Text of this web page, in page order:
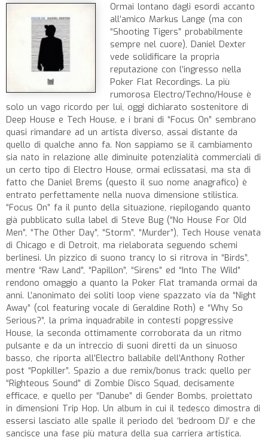
Ormai lontano dagli esordi accanto
all’amico Markus Lange (ma con
“Shooting Tigers” probabilmente
sempre nel cuore), Daniel Dexter
vede solidificare la propria
reputazione con l’ingresso nella
Poker Flat Recordings. La più
rumorosa Electro/Techno/House è
solo un vago ricordo per lui, oggi dichiarato sostenitore di
Deep House e Tech House, e i brani di “Focus On” sembrano
quasi rimandare ad un artista diverso, assai distante da
quello di qualche anno fa. Non sappiamo se il cambiamento
sia nato in relazione alle diminuite potenzialità commerciali di
un certo tipo di Electro House, ormai eclissatasi, ma sta di
fatto che Daniel Brems (questo il suo nome anagrafico) è
entrato perfettamente nella nuova dimensione stilistica.
“Focus On” fa il punto della situazione, riepilogando quanto
già pubblicato sulla label di Steve Bug (“No House For Old
Men”, “The Other Day”, “Storm”, “Murder”), Tech House venata
di Chicago e di Detroit, ma rielaborata seguendo schemi
berlinesi. Un pizzico di suono trancy lo si ritrova in “Birds”,
mentre “Raw Land”, “Papillon”, “Sirens” ed “Into The Wild”
rendono omaggio a quanto la Poker Flat tramanda ormai da
anni. L’anonimato dei soliti loop viene spazzato via da “Night
Away” (col featuring vocale di Geraldine Roth) e “Why So
Serious?”, la prima inquadrabile in contesti popgressive
House, la seconda ottimamente corroborata da un ritmo
pulsante e da un intreccio di suoni diretti da un sinuoso
basso, che riporta all’Electro ballabile dell’Anthony Rother
post “Popkiller”. Spazio a due remix/bonus track: quello per
“Righteous Sound” di Zombie Disco Squad, decisamente
efficace, e quello per “Danube” di Gender Bombs, proiettato
in dimensioni Trip Hop. Un album in cui il tedesco dimostra di
essersi lasciato alle spalle il periodo del ‘bedroom DJ’ e che
sancisce una fase più matura della sua carriera artistica.